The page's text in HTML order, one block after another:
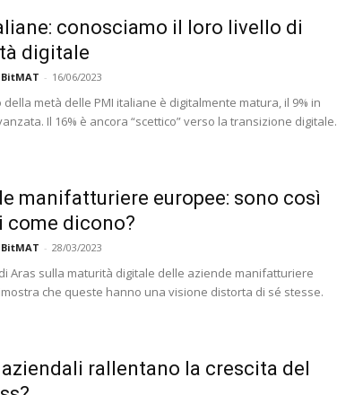
conosciamo il loro livello di
digitale
- 16/06/2023
della metà delle PMI italiane è digitalmente matura, il 9% in
Il 16% è ancora “scettico” verso la transizione digitale.
manifatturiere europee: sono così
come dicono?
- 28/03/2023
di Aras sulla maturità digitale delle aziende manifatturiere
che queste hanno una visione distorta di sé stesse.
rallentano la crescita del